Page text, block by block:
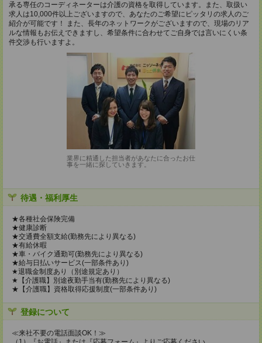
承る専任のコーディネーターは介護の資格を取得しています。また、取扱い
求人は10,000件以上ございますので、あなたのご希望にピッタリの求人のご
紹介が可能です！ また、長年のネットワークがございますので、現場のリア
ルな情報もお伝えできますし、希望条件に合わせてご自身では言いにくい条
件交渉も行いますよ。
業界に精通した担当者があなたに合ったお仕
事を一緒に探していきます。
待遇・福利厚生
★各種社会保険完備
★健康診断
★交通費全額支給(勤務先により異なる)
★有給休暇
★車・バイク通勤可(勤務先により異なる)
★給与日払いサービス(一部条件あり)
★退職金制度あり（別途規定あり）
★【介護職】別途夜勤手当有(勤務先により異なる)
★【介護職】資格取得応援制度(一部条件あり)
登録について
≪来社不要の電話面談OK！≫